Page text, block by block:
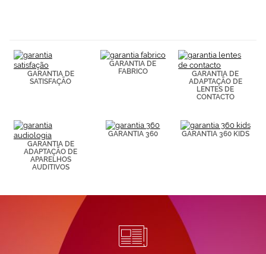
Puedes
consultar más
información en
nuestra
GARANTIA DE
SATISFAÇÃO
GARANTIA DE
FABRICO
GARANTIA DE
ADAPTAÇÃO DE
LENTES DE
CONTACTO
GARANTIA DE
ADAPTAÇÃO DE
APARELHOS
AUDITIVOS
GARANTIA 360 GARANTIA 360 KIDS